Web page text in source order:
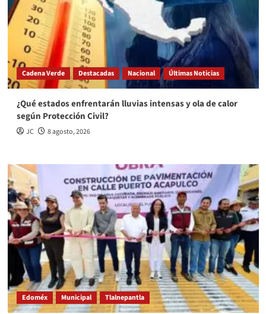
Cadena Verde Destacadas Nacional Últimas Noticias
¿Qué estados enfrentarán lluvias intensas y ola de calor
según Protección Civil?
JC 8 agosto, 2026
Edoméx Municipal Tlalnepantla